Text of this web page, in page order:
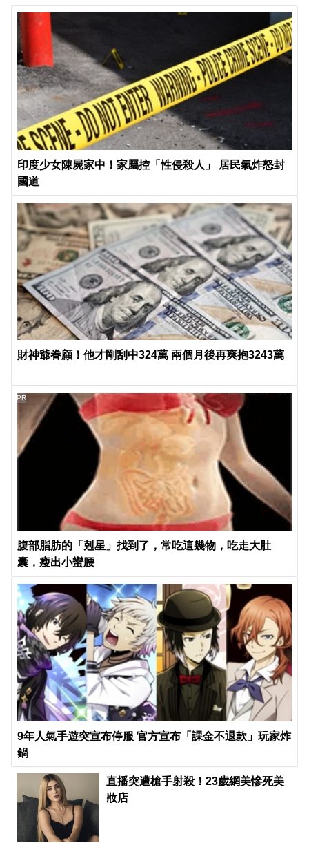
印度少女陳屍家中！家屬控「性侵殺人」 居民氣炸怒封
國道
財神爺眷顧！他才剛刮中324萬 兩個月後再爽抱3243萬
腹部脂肪的「剋星」找到了，常吃這幾物，吃走大肚
囊，瘦出小蠻腰
PR
9年人氣手遊突宣布停服 官方宣布「課金不退款」玩家炸
鍋
直播突遭槍手射殺！23歲網美慘死美
妝店